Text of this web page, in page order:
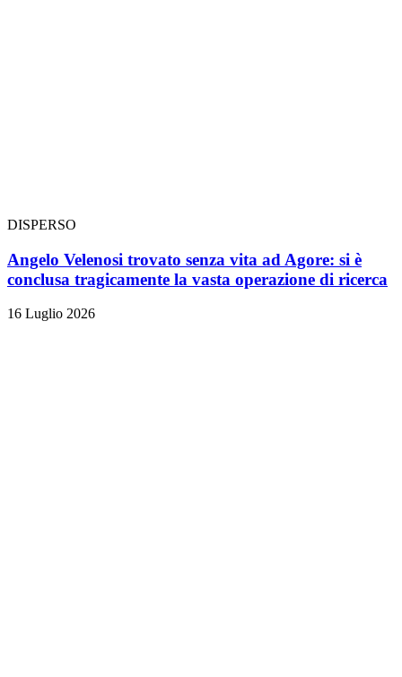
DISPERSO
Angelo Velenosi trovato senza vita ad Agore: si è
conclusa tragicamente la vasta operazione di ricerca
16 Luglio 2026